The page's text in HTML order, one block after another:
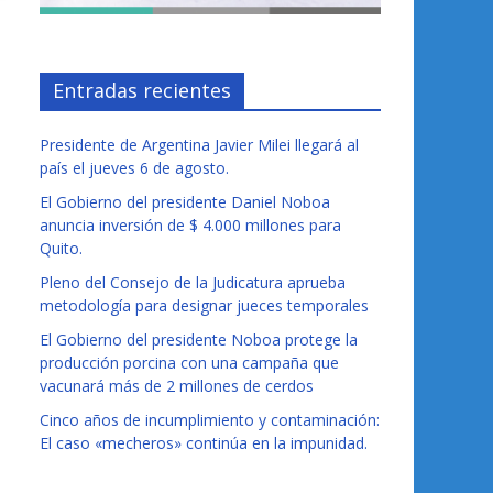
Entradas recientes
Presidente de Argentina Javier Milei llegará al
país el jueves 6 de agosto.
El Gobierno del presidente Daniel Noboa
anuncia inversión de $ 4.000 millones para
Quito.
Pleno del Consejo de la Judicatura aprueba
metodología para designar jueces temporales
El Gobierno del presidente Noboa protege la
producción porcina con una campaña que
vacunará más de 2 millones de cerdos
Cinco años de incumplimiento y contaminación:
El caso «mecheros» continúa en la impunidad.